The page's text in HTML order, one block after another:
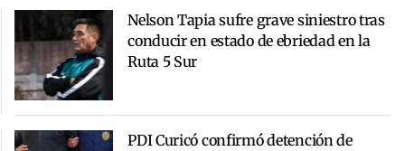
Nelson Tapia sufre grave siniestro tras
conducir en estado de ebriedad en la
Ruta 5 Sur
PDI Curicó confirmó detención de